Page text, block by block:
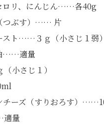
ロリ、にんじん……各40g
つぶす）…… 片
スト……３ｇ（小さじ１弱）
……適量
小さじ１）
チーズ（すりおろす）
量